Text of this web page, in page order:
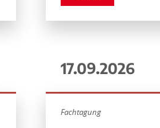
17.09.2026
Fachtagung